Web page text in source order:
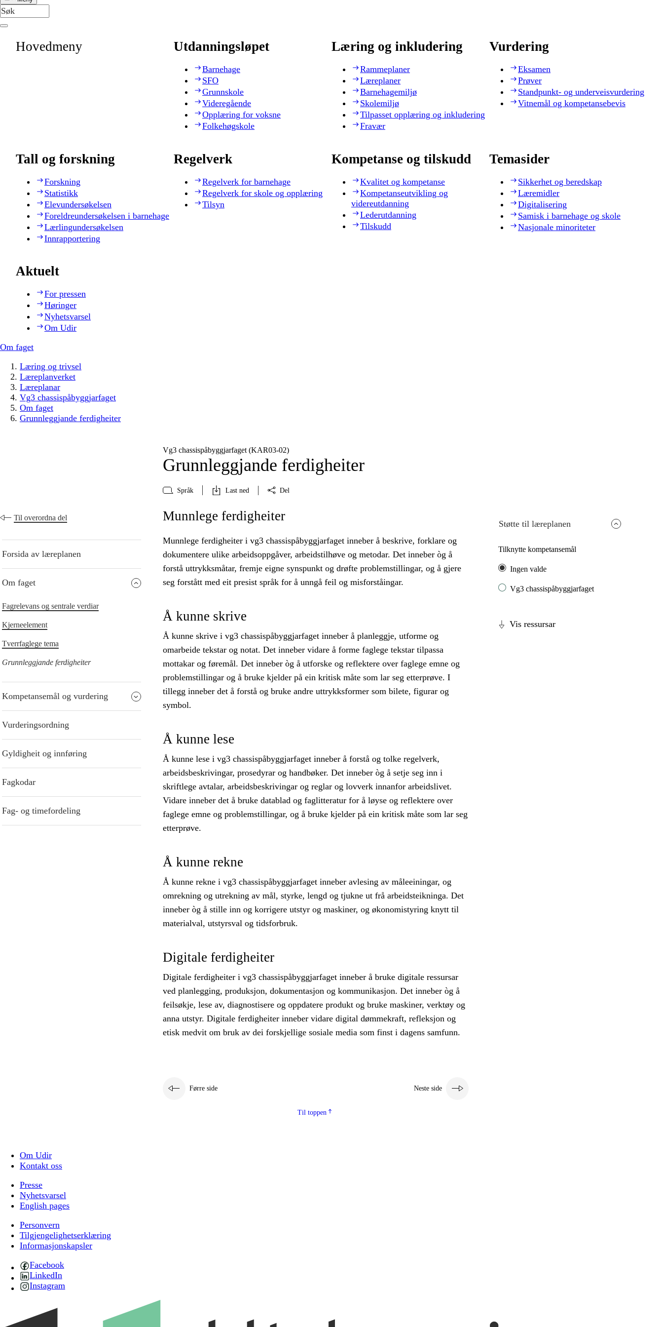
Hovedmeny Utdanningsløpet
Barnehage
SFO
Grunnskole
Videregående
Opplæring for voksne
Folkehøgskole
Læring og inkludering
Rammeplaner
Læreplaner
Barnehagemiljø
Skolemiljø
Tilpasset opplæring og inkludering
Fravær
Vurdering
Eksamen
Prøver
Standpunkt- og underveisvurdering
Vitnemål og kompetansebevis
Tall og forskning
Forskning
Statistikk
Elevundersøkelsen
Foreldreundersøkelsen i barnehage
Lærlingundersøkelsen
Innrapportering
Regelverk
Regelverk for barnehage
Regelverk for skole og opplæring
Tilsyn
Kompetanse og tilskudd
Kvalitet og kompetanse
Kompetanseutvikling og
videreutdanning
Lederutdanning
Tilskudd
Temasider
Sikkerhet og beredskap
Læremidler
Digitalisering
Samisk i barnehage og skole
Nasjonale minoriteter
Aktuelt
For pressen
Høringer
Nyhetsvarsel
Om Udir
Om faget
Læring og trivsel
Læreplanverket
Læreplanar
Vg3 chassispåbyggjarfaget
Om faget
Grunnleggjande ferdigheiter
Vg3 chassispåbyggjarfaget (KAR03‑02)
Grunnleggjande ferdigheiter
Språk Last ned Del
Til overordna del
Forsida av læreplanen
Om faget
Fagrelevans og sentrale verdiar
Kjerneelement
Tverrfaglege tema
Grunnleggjande ferdigheiter
Kompetansemål og vurdering
Vurderingsordning
Gyldigheit og innføring
Fagkodar
Fag- og timefordeling
Støtte til læreplanen
Tilknytte kompetansemål
Ingen valde
Vg3 chassispåbyggjarfaget
Vis ressursar
Munnlege ferdigheiter
Munnlege ferdigheiter i vg3 chassispåbyggjarfaget inneber å beskrive, forklare og
dokumentere ulike arbeidsoppgåver, arbeidstilhøve og metodar. Det inneber òg å
forstå uttrykksmåtar, fremje eigne synspunkt og drøfte problemstillingar, og å gjere
seg forstått med eit presist språk for å unngå feil og misforståingar.
Å kunne skrive
Å kunne skrive i vg3 chassispåbyggjarfaget inneber å planleggje, utforme og
omarbeide tekstar og notat. Det inneber vidare å forme faglege tekstar tilpassa
mottakar og føremål. Det inneber òg å utforske og reflektere over faglege emne og
problemstillingar og å bruke kjelder på ein kritisk måte som lar seg etterprøve. I
tillegg inneber det å forstå og bruke andre uttrykksformer som bilete, figurar og
symbol.
Å kunne lese
Å kunne lese i vg3 chassispåbyggjarfaget inneber å forstå og tolke regelverk,
arbeidsbeskrivingar, prosedyrar og handbøker. Det inneber òg å setje seg inn i
skriftlege avtalar, arbeidsbeskrivingar og reglar og lovverk innanfor arbeidslivet.
Vidare inneber det å bruke datablad og faglitteratur for å løyse og reflektere over
faglege emne og problemstillingar, og å bruke kjelder på ein kritisk måte som lar seg
etterprøve.
Å kunne rekne
Å kunne rekne i vg3 chassispåbyggjarfaget inneber avlesing av måleeiningar, og
omrekning og utrekning av mål, styrke, lengd og tjukne ut frå arbeidsteikninga. Det
inneber òg å stille inn og korrigere utstyr og maskiner, og økonomistyring knytt til
materialval, utstyrsval og tidsforbruk.
Digitale ferdigheiter
Digitale ferdigheiter i vg3 chassispåbyggjarfaget inneber å bruke digitale ressursar
ved planlegging, produksjon, dokumentasjon og kommunikasjon. Det inneber òg å
feilsøkje, lese av, diagnostisere og oppdatere produkt og bruke maskiner, verktøy og
anna utstyr. Digitale ferdigheiter inneber vidare digital dømmekraft, refleksjon og
etisk medvit om bruk av dei forskjellige sosiale media som finst i dagens samfunn.
Førre side Neste side
Til toppen
Om Udir
Kontakt oss
Presse
Nyhetsvarsel
English pages
Personvern
Tilgjengelighetserklæring
Informasjonskapsler
Facebook
LinkedIn
Instagram